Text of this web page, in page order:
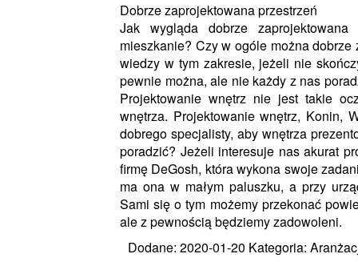
Dobrze zaprojektowana przestrzeń
Jak wygląda dobrze
mieszkanie? Czy w ogóle można
wiedzy w tym zakresie, jeżeli nie
pewnie można, ale nie każdy z nas
Projektowanie wnętrz nie jest takie
wnętrza. Projektowanie wnętrz, Konin,
dobrego specjalisty, aby wnętrza
poradzić? Jeżeli interesuje nas akurat
firmę DeGosh, która wykona swoje
ma ona w małym paluszku, a przy
Sami się o tym możemy przekonać
ale z pewnością będziemy zadowoleni.
Dodane: 2020-01-20 Kategoria: